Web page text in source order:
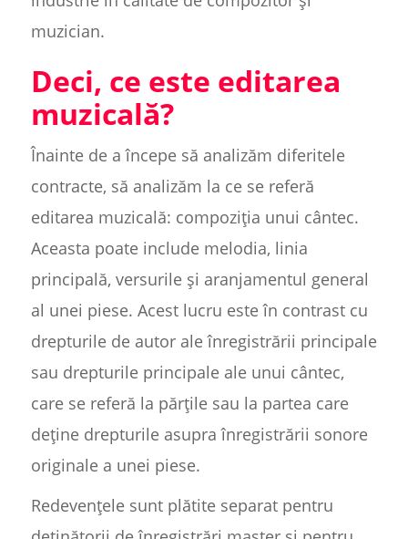
muzician.
Deci, ce este editarea
muzicală?
Înainte de a începe să analizăm diferitele
contracte, să analizăm la ce se referă
editarea muzicală: compoziția unui cântec.
Aceasta poate include melodia, linia
principală, versurile și aranjamentul general
al unei piese. Acest lucru este în contrast cu
drepturile de autor ale înregistrării principale
sau drepturile principale ale unui cântec,
care se referă la părțile sau la partea care
deține drepturile asupra înregistrării sonore
originale a unei piese.
Redevențele sunt plătite separat pentru